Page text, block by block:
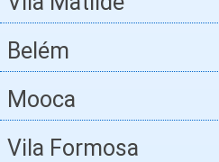
Belém
Mooca
Vila Formosa